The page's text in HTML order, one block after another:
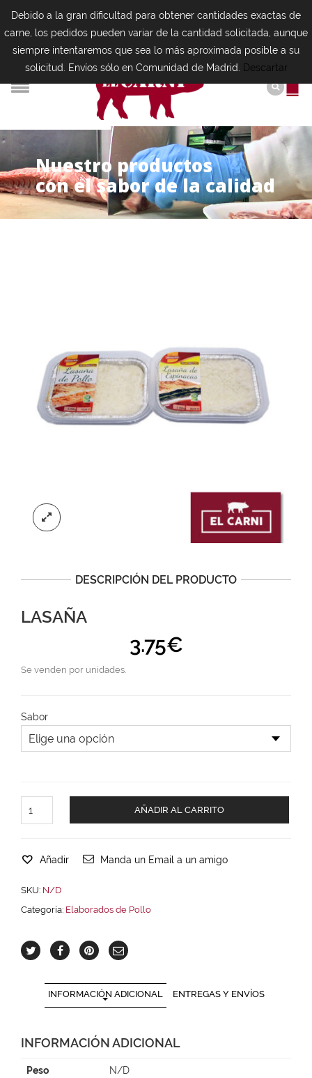
Nuestro productos
con el sabor de la calidad
DESCRIPCIÓN DEL PRODUCTO
LASAÑA
3.75€
Se venden por unidades.
Sabor
AÑADIR AL CARRITO
Añadir Manda un Email a un amigo
SKU: N/D
Categoría: Elaborados de Pollo
INFORMACIÓN ADICIONAL ENTREGAS Y ENVÍOS
INFORMACIÓN ADICIONAL
Peso N/D
Debido a la gran dificultad para obtener cantidades exactas de
carne, los pedidos pueden variar de la cantidad solicitada, aunque
siempre intentaremos que sea lo más aproximada posible a su
solicitud. Envíos sólo en Comunidad de Madrid.
Descartar